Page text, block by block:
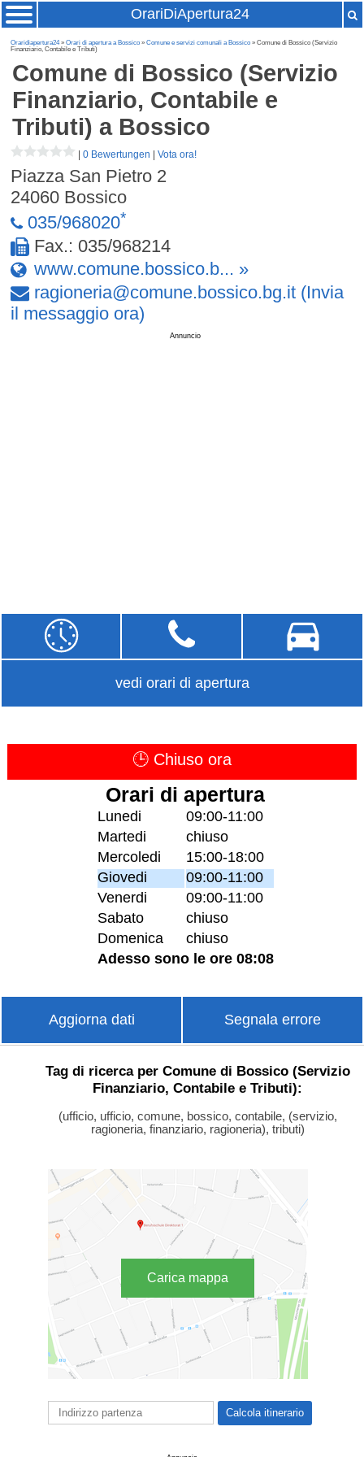
OrariDiApertura24
Oraridiapertura24»Orari di apertura a Bossico »Comune e servizi comunali a Bossico » Comune di Bossico (Servizio
Finanziario, Contabile e Tributi)
Comune di Bossico (Servizio
Finanziario, Contabile e
Tributi) a Bossico
|0 Bewertungen |Vota ora!
Piazza San Pietro 2
24060 Bossico
035/968020*
Fax.: 035/968214
www.comune.bossico.b... »
ragioneria@comune.bossico.bg.it (Invia
il messaggio ora)
Annuncio
vedi orari di apertura
🕒 Chiuso ora
Orari di apertura
Lunedi
09:00-11:00
Martedi
chiuso
Mercoledi
15:00-18:00
Giovedi
09:00-11:00
Venerdi
09:00-11:00
Sabato
chiuso
Domenica
chiuso
Adesso sono le ore 08:08
Aggiorna dati Segnala errore
Tag di ricerca per Comune di Bossico (Servizio
Finanziario, Contabile e Tributi):
(ufficio, ufficio, comune, bossico, contabile, (servizio,
ragioneria, finanziario, ragioneria), tributi)
Carica mappa